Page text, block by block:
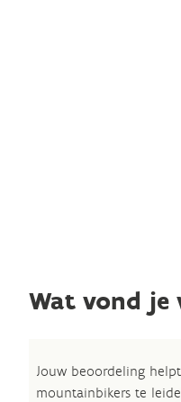
Wat vond je
Jouw beoordeling
mountainbikers te